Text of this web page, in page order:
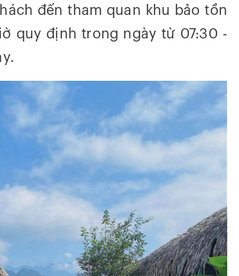
đến tham quan khu bảo tồn
quy định trong ngày từ 07:30 -